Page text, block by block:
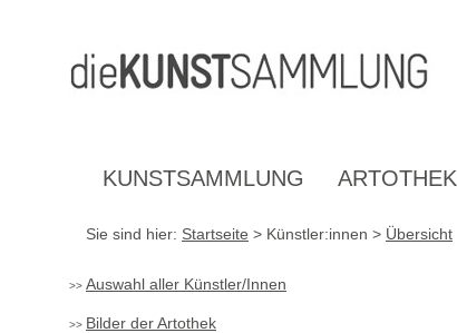
Accesskey
[1]
Accesskey
[2]
mit
Kontaktdaten
KUNSTSAMMLUNG ARTOTHEK
Sie sind hier: Startseite > Künstler:innen > Übersicht
Auswahl aller Künstler/Innen
Bilder der Artothek